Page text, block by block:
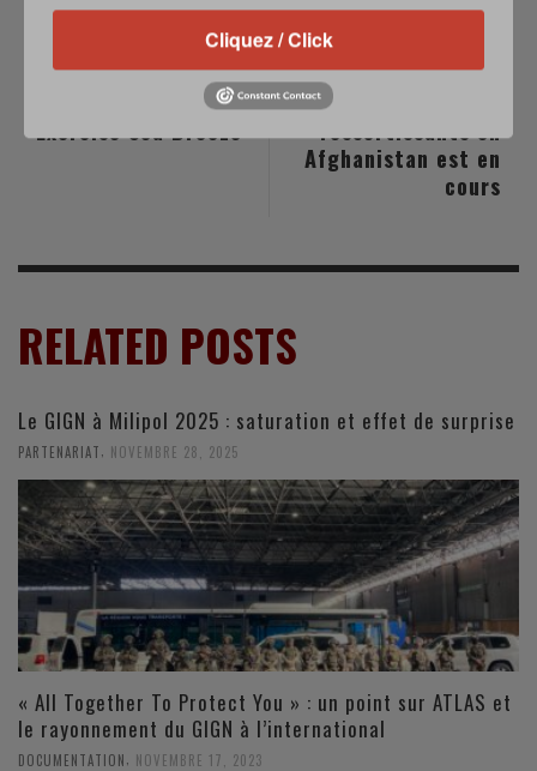
APAGAN :
ressortissants en
Afghanistan est en
cours
NATO : SNMG2
Exercise Sea Breeze
RELATED POSTS
Le GIGN à Milipol 2025 : saturation et effet de surprise
PARTENARIAT NOVEMBRE 28, 2025
« All Together To Protect You » : un point sur ATLAS et
le rayonnement du GIGN à l’international
DOCUMENTATION NOVEMBRE 17, 2023
Cliquez / Click